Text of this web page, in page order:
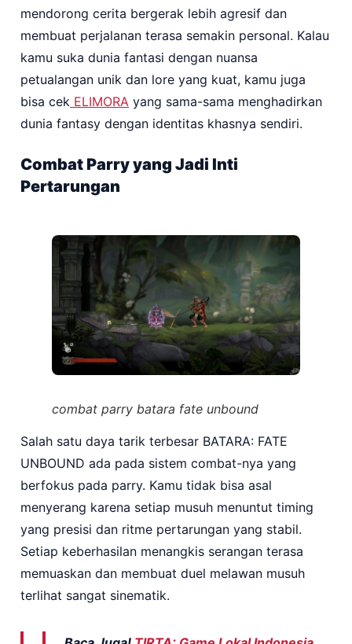
mendorong cerita bergerak lebih agresif dan
membuat perjalanan terasa semakin personal. Kalau
kamu suka dunia fantasi dengan nuansa
petualangan unik dan lore yang kuat, kamu juga
bisa cek ELIMORA yang sama-sama menghadirkan
dunia fantasy dengan identitas khasnya sendiri.
Combat Parry yang Jadi Inti
Pertarungan
combat parry batara fate unbound
Salah satu daya tarik terbesar BATARA: FATE
UNBOUND ada pada sistem combat-nya yang
berfokus pada parry. Kamu tidak bisa asal
menyerang karena setiap musuh menuntut timing
yang presisi dan ritme pertarungan yang stabil.
Setiap keberhasilan menangkis serangan terasa
memuaskan dan membuat duel melawan musuh
terlihat sangat sinematik.